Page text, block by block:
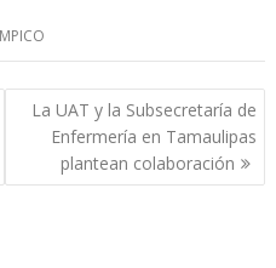
n
La UAT y la Subsecretaría de
Enfermería en Tamaulipas
plantean colaboración